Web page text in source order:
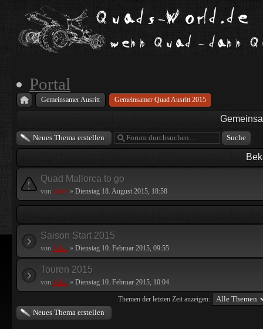
Portal
Gemeinsamer Ausritt Gemeinsamer Quad Ausritt 2015
Neues Thema erstellen
Quad Mallorca to go
von Joker » Dienstag 18. August 2015, 18:58
Saison Start 2015
von Joker » Dienstag 10. Februar 2015, 09:55
Touren 2015
von Joker » Dienstag 10. Februar 2015, 10:04
Themen der letzten Zeit anzeigen:
Neues Thema erstellen